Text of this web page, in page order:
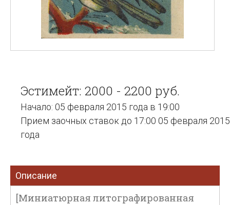
Эстимейт: 2000 - 2200 руб.
Начало: 05 февраля 2015 года в 19:00
Прием заочных ставок до 17:00 05 февраля 2015
года
Описание
[Миниатюрная литографированная